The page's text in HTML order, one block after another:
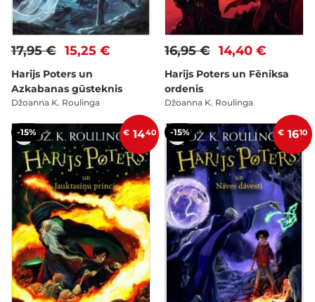
15,25 €
17,95 €
Harijs Poters un
Azkabanas gūsteknis
Džoanna K. Roulinga
14,40 €
16,95 €
Harijs Poters un Fēniksa
ordenis
Džoanna K. Roulinga
-15% € 1440 -15% € 1610